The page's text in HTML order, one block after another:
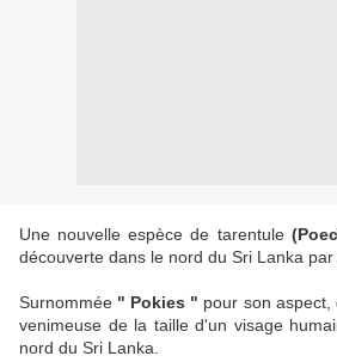
Une nouvelle espèce de tarentule
découverte dans le nord du Sri Lanka par
Surnommée " Pokies " pour son
venimeuse de la taille d'un visage
nord du Sri Lanka.